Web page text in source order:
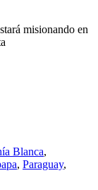
misionando en
Blanca,
, Paraguay,